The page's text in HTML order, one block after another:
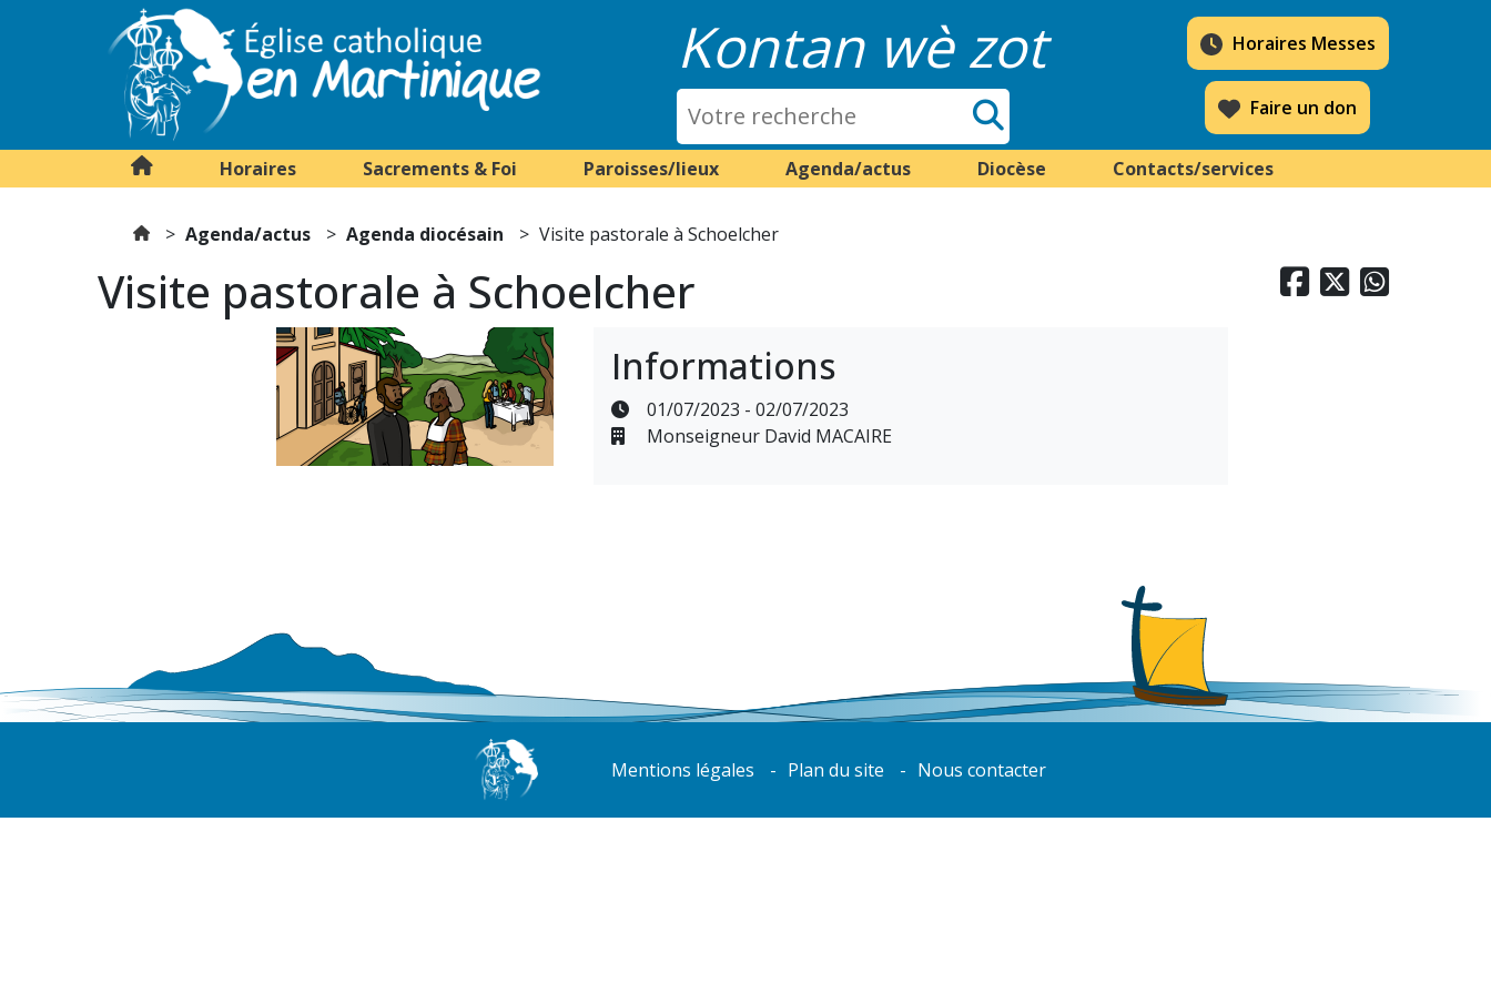
Kontan wè zot Horaires Messes
Faire un don
Horaires Sacrements & Foi Paroisses/lieux Agenda/actus Diocèse Contacts/services
Agenda/actus Agenda diocésain Visite pastorale à Schoelcher
  
Visite pastorale à Schoelcher
Informations
01/07/2023 - 02/07/2023
Monseigneur David MACAIRE
Mentions légales Plan du site Nous contacter